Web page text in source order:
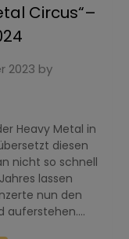
Circus“–
2023 by
Heavy Metal in
diesen
nicht so schnell
lassen
nun den
auferstehen….